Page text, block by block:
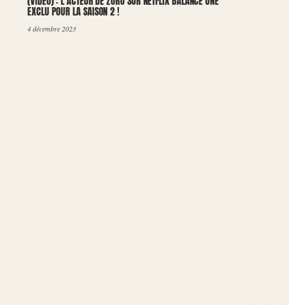
EXCLU POUR LA SAISON 2 !
4 décembre 2023